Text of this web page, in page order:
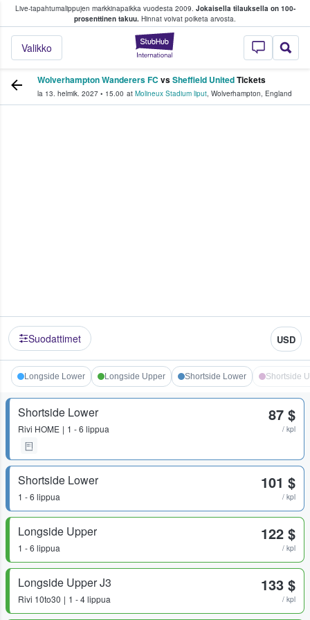
Live-tapahtumalippujen markkinapaikka vuodesta 2009. Jokaisella tilauksella on 100-
prosenttinen takuu. Hinnat voivat poiketa arvosta.
StubHub -
Valikko
fanit ostavat ja myyvät lippuja
Wolverhampton Wanderers FC vsSheffield UnitedTickets
la 13. helmik. 2027 • 15.00 at Molineux Stadium liput, Wolverhampton, England
Suodattimet USD
Longside Lower Longside Upper Shortside Lower Shortside
Shortside Lower
Rivi HOME 1 - 6 lippua
87 $
/ kpl
Shortside Lower
1 - 6 lippua
101 $
/ kpl
Longside Upper
1 - 6 lippua
122 $
/ kpl
Longside Upper J3
Rivi 10to30 1 - 4 lippua
133 $
/ kpl